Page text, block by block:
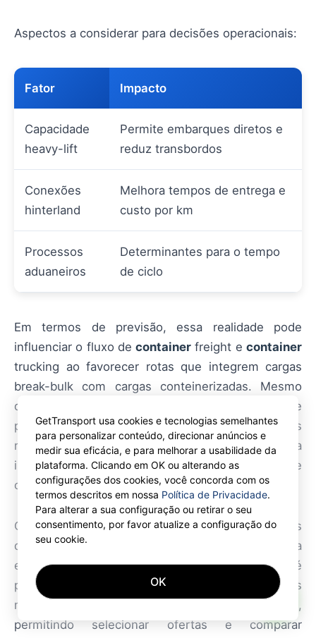
Aspectos a considerar para decisões operacionais:
Fator Impacto
Capacidade
heavy-lift
Permite embarques diretos e
reduz transbordos
Conexões
hinterland
Melhora tempos de entrega e
custo por km
Processos
aduaneiros
Determinantes para o tempo
de ciclo
Em termos de previsão, essa realidade pode
influenciar o fluxo decontainer freight econtainer
trucking ao favorecer rotas que integrem cargas
break-bulk com cargas conteinerizadas. Mesmo
que o impacto global seja limitado a nichos de
projeto e indústria pesada, para operadores
regionais e transportadores independentes a
informação é relevante para planejamento e
competição no mercado.
Os melhores relatos e as avaliações mais
detalhadas complementam, mas não substituem, a
experiência direta. Em GetTransport.com é
possível ordenar transporte de carga com as
melhores tarifas globais e condições competitivas,
permitindo selecionar ofertas e comparar
GetTransport usa cookies e tecnologias semelhantes
para personalizar conteúdo, direcionar anúncios e
medir sua eficácia, e para melhorar a usabilidade da
plataforma. Clicando em OK ou alterando as
configurações dos cookies, você concorda com os
termos descritos em nossa Política de Privacidade.
Para alterar a sua configuração ou retirar o seu
consentimento, por favor atualize a configuração do
seu cookie.
OK
AI